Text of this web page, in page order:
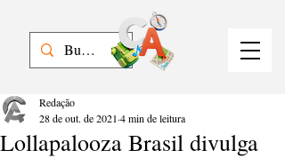
Lollapalooza Brasil divulga
Redação
28 de out. de 2021 4 min de leitura